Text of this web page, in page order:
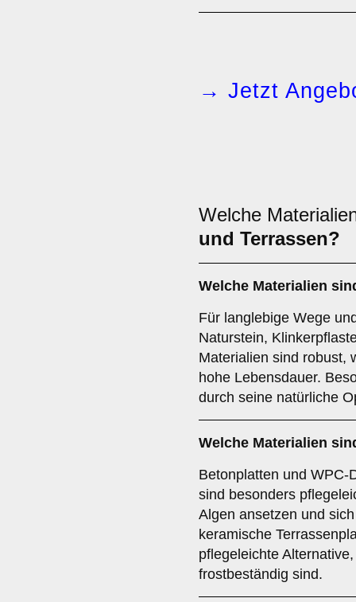
→ Jetzt
Welche
und Terrassen?
Welche Materialien
Für langlebige Wege
Naturstein,
Materialien sind robust,
hohe Lebensdauer.
durch seine natürliche
Welche Materialien
Betonplatten und WPC-
sind besonders
Algen ansetzen und
keramische
pflegeleichte
frostbeständig sind.